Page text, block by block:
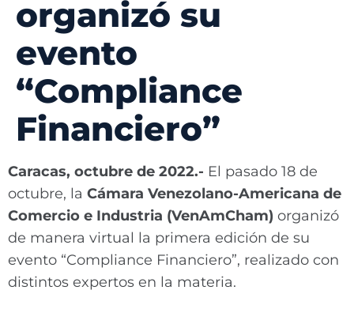
organizó su
evento
“Compliance
Financiero”
Caracas, octubre de 2022.- El pasado 18 de
octubre, la Cámara Venezolano-Americana de
Comercio e Industria (VenAmCham) organizó
de manera virtual la primera edición de su
evento “Compliance Financiero”, realizado con
distintos expertos en la materia.